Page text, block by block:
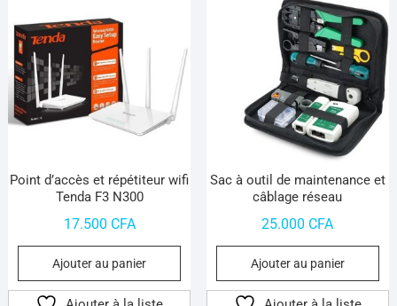
Point d’accès et répétiteur wifi
Tenda F3 N300
17.500 CFA
Ajouter au panier
Sac à outil de maintenance et
câblage réseau
25.000 CFA
Ajouter au panier